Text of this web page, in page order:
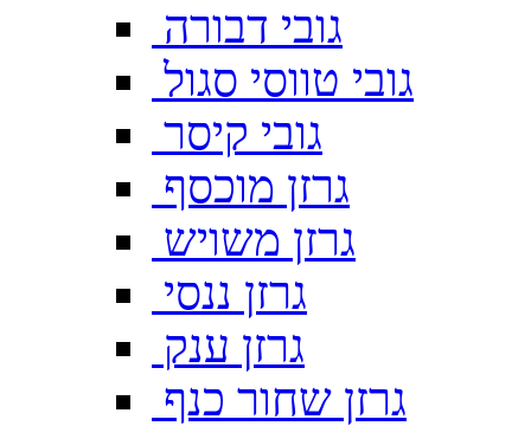
גובי דבורה
גובי טווסי סגול
גובי קיסר
גרזן מוכסף
גרזן משויש
גרזן ננסי
גרזן ענק
גרזן שחור כנף